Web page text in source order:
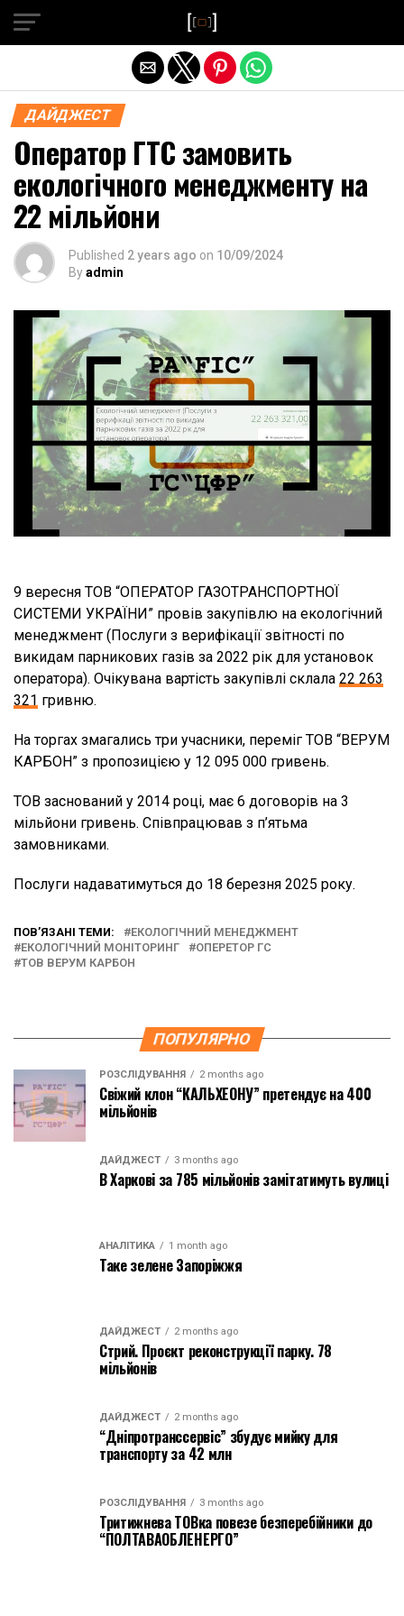
ДАЙДЖЕСТ
Оператор ГТС замовить
екологічного менеджменту на
22 мільйони
Published 2 years ago on 10/09/2024
Byadmin
9 вересня ТОВ “ОПЕРАТОР ГАЗОТРАНСПОРТНОЇ
СИСТЕМИ УКРАЇНИ” провів закупівлю на екологічний
менеджмент (Послуги з верифікації звітності по
викидам парникових газів за 2022 рік для установок
оператора). Очікувана вартість закупівлі склала 22 263
321 гривню.
На торгах змагались три учасники, переміг ТОВ “ВЕРУМ
КАРБОН” з пропозицією у 12 095 000 гривень.
ТОВ заснований у 2014 році, має 6 договорів на 3
мільйони гривень. Співпрацював з п’ятьма
замовниками.
Послуги надаватимуться до 18 березня 2025 року.
ПОВ’ЯЗАНІ ТЕМИ:
ЕКОЛОГІЧНИЙ МЕНЕДЖМЕНТ
ЕКОЛОГІЧНИЙ МОНІТОРИНГ
ОПЕРЕТОР ГС
ТОВ ВЕРУМ КАРБОН
ПОПУЛЯРНО
РОЗСЛІДУВАННЯ 2 months ago
Свіжий клон “КАЛЬХЕОНУ” претендує на 400
мільйонів
ДАЙДЖЕСТ 3 months ago
В Харкові за 785 мільйонів замітатимуть вулиці
АНАЛІТИКА 1 month ago
Таке зелене Запоріжжя
ДАЙДЖЕСТ 2 months ago
Стрий. Проєкт реконструкції парку. 78
мільйонів
ДАЙДЖЕСТ 2 months ago
“Дніпротранссервіс” збудує мийку для
транспорту за 42 млн
РОЗСЛІДУВАННЯ 3 months ago
Тритижнева ТОВка повезе безперебійники до
“ПОЛТАВАОБЛЕНЕРГО”
Exit mobile version